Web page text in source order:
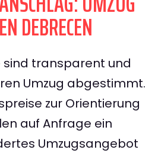
DEBRECEN
sind transparent und
Umzug abgestimmt.
zur Orientierung
auf Anfrage ein
Umzugsangebot